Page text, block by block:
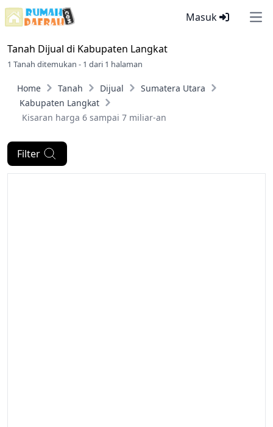
Masuk
Tanah Dijual di Kabupaten Langkat
1 Tanah ditemukan - 1 dari 1 halaman
Home Tanah Dijual
Sumatera Utara
Kabupaten Langkat
Kisaran harga 6 sampai 7 miliar-an
Filter